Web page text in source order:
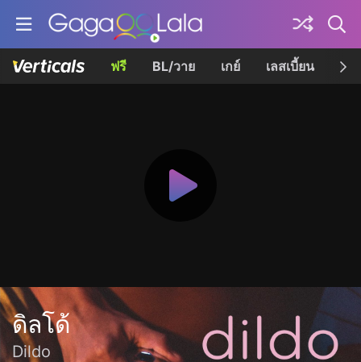
ฟรี BL/วาย เกย์ เลสเบี้ยน เค
ดิลโด้
Dildo